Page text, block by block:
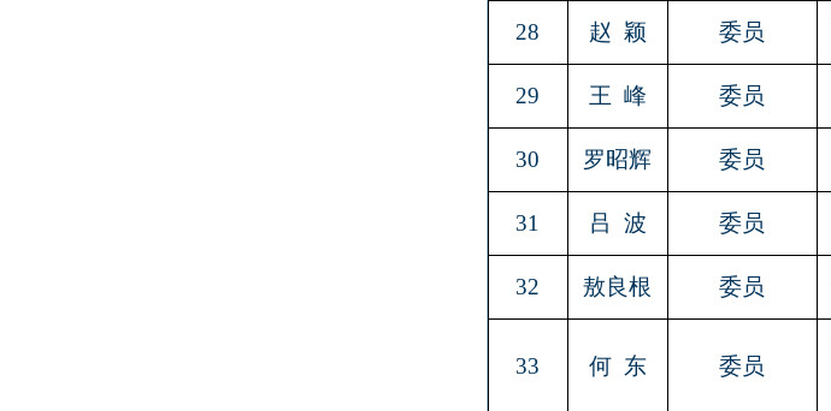
28
赵 颖 委员
29
王 峰 委员
30 罗昭辉 委员
31
吕 波 委员
32 敖良根 委员
33 何 东 委员